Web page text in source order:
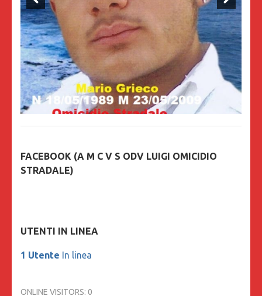
FACEBOOK (A M C V S ODV LUIGI OMICIDIO
STRADALE)
UTENTI IN LINEA
1 Utente In linea
ONLINE VISITORS: 0